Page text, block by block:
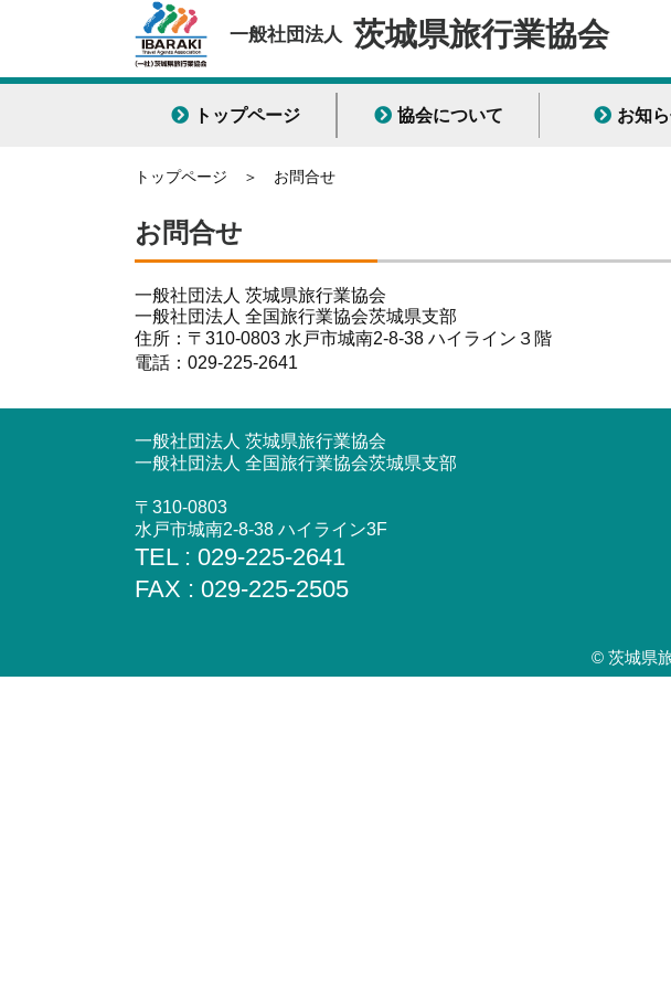
一般社団法人 茨城県旅行業協会
トップページ 協会について お知
トップページ ＞ お問合せ
お問合せ
一般社団法人 茨城県旅行業協会
一般社団法人 全国旅行業協会茨城県支部
住所：〒310-0803 水戸市城南2-8-38 ハイライン３階
電話： 029-225-2641
一般社団法人 茨城県旅行業協会
一般社団法人 全国旅行業協会茨城県支部
〒310-0803
水戸市城南2-8-38 ハイライン3F
TEL : 029-225-2641
FAX : 029-225-2505
© 茨城県